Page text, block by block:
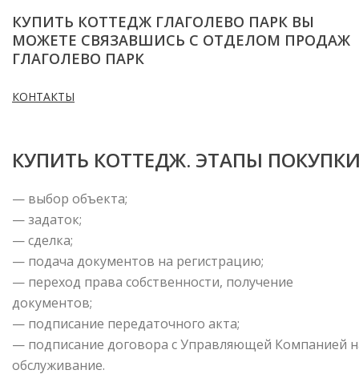
КУПИТЬ КОТТЕДЖ ГЛАГОЛЕВО ПАРК ВЫ
МОЖЕТЕ СВЯЗАВШИСЬ С ОТДЕЛОМ ПРОДАЖ
ГЛАГОЛЕВО ПАРК
КОНТАКТЫ
КУПИТЬ КОТТЕДЖ. ЭТАПЫ
— выбор объекта;
— задаток;
— сделка;
— подача документов на регистрацию;
— переход права собственности, получение
документов;
— подписание передаточного акта;
— подписание договора с Управляющей Компанией
обслуживание.